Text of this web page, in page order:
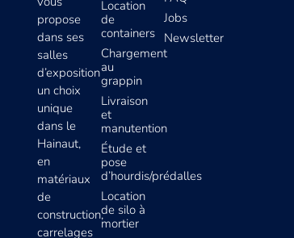
propose
dans ses
salles
d’exposition
un choix
unique
dans le
Hainaut,
en
matériaux
de
construction,
carrelages
Location
de
containers
Chargement
au
grappin
Livraison
et
manutention
Étude et
pose
d’hourdis/prédalles
Location
de silo à
mortier
Jobs
Newsletter